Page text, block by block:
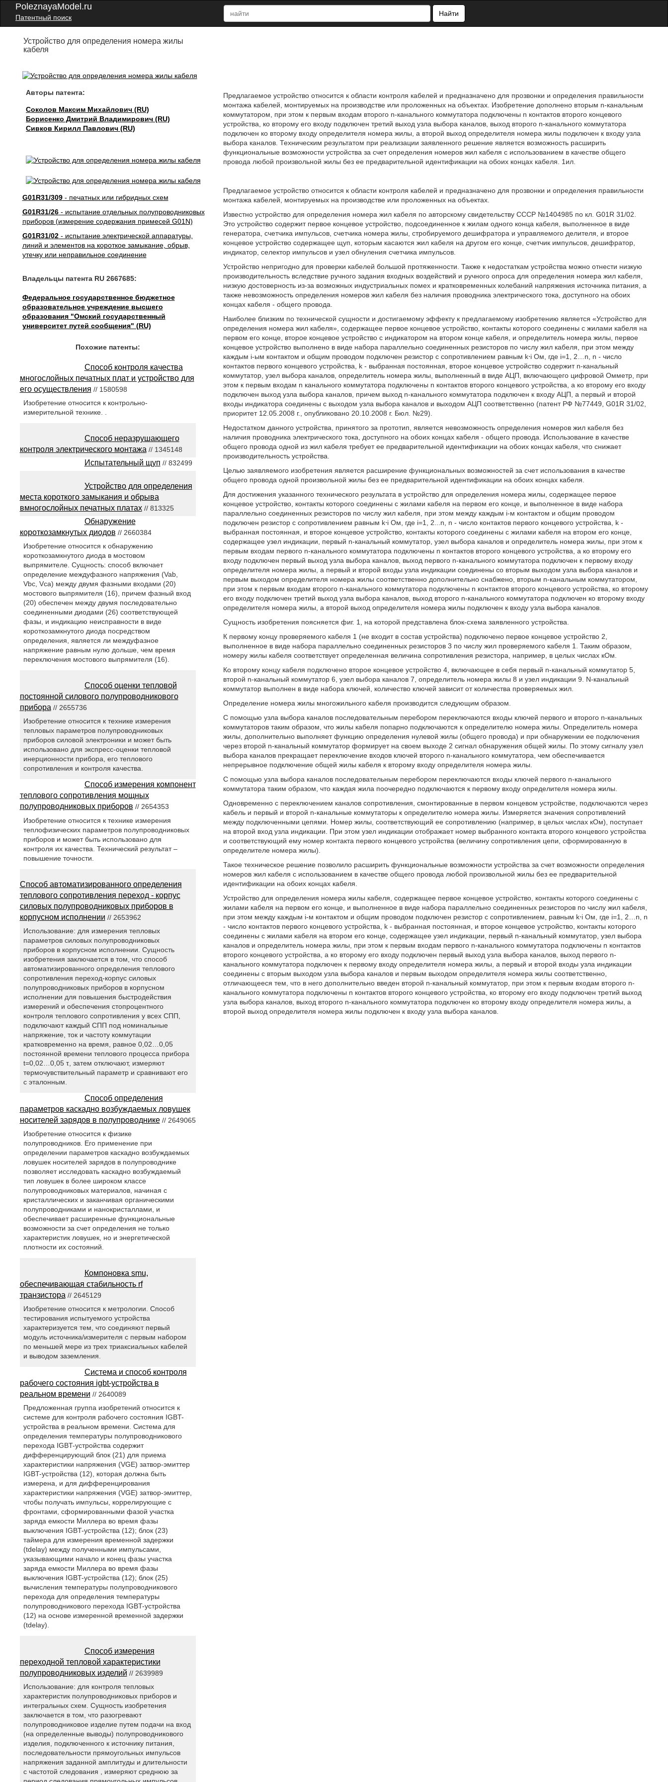
PoleznayaModel.ru
Патентный поиск
Найти
Устройство для определения номера жилы
кабеля
Авторы патента:
Соколов Максим Михайлович (RU)
Борисенко Дмитрий Владимирович (RU)
Сивков Кирилл Павлович (RU)
G01R31/309- печатных или гибридных схем
G01R31/26- испытание отдельных полупроводниковых
приборов (измерение содержания примесей G01N)
G01R31/02- испытание электрической аппаратуры,
линий и элементов на короткое замыкание, обрыв,
утечку или неправильное соединение
Владельцы патента RU 2667685:
Федеральное государственное бюджетное
образовательное учреждение высшего
образования "Омский государственный
университет путей сообщения" (RU)
Предлагаемое устройство относится к области контроля кабелей и предназначено для прозвонки и определения правильности
монтажа кабелей, монтируемых на производстве или проложенных на объектах. Изобретение дополнено вторым n-канальным
коммутатором, при этом к первым входам второго n-канального коммутатора подключены n контактов второго концевого
устройства, ко второму его входу подключен третий выход узла выбора каналов, выход второго n-канального коммутатора
подключен ко второму входу определителя номера жилы, а второй выход определителя номера жилы подключен к входу узла
выбора каналов. Техническим результатом при реализации заявленного решение является возможность расширить
функциональные возможности устройства за счет определения номеров жил кабеля с использованием в качестве общего
провода любой произвольной жилы без ее предварительной идентификации на обоих концах кабеля. 1ил.
Предлагаемое устройство относится к области контроля кабелей и предназначено для прозвонки и определения правильности
монтажа кабелей, монтируемых на производстве или проложенных на объектах.
Известно устройство для определения номера жил кабеля по авторскому свидетельству СССР №1404985 по кл. G01R 31/02.
Это устройство содержит первое концевое устройство, подсоединенное к жилам одного конца кабеля, выполненное в виде
генератора, счетчика импульсов, счетчика номера жилы, стробируемого дешифратора и управляемого делителя, и второе
концевое устройство содержащее щуп, которым касаются жил кабеля на другом его конце, счетчик импульсов, дешифратор,
индикатор, селектор импульсов и узел обнуления счетчика импульсов.
Устройство непригодно для проверки кабелей большой протяженности. Также к недостаткам устройства можно отнести низкую
производительность вследствие ручного задания входных воздействий и ручного опроса для определения номера жил кабеля,
низкую достоверность из-за возможных индустриальных помех и кратковременных колебаний напряжения источника питания, а
также невозможность определения номеров жил кабеля без наличия проводника электрического тока, доступного на обоих
концах кабеля - общего провода.
Наиболее близким по технической сущности и достигаемому эффекту к предлагаемому изобретению является «Устройство для
определения номера жил кабеля», содержащее первое концевое устройство, контакты которого соединены с жилами кабеля на
первом его конце, второе концевое устройство с индикатором на втором конце кабеля, и определитель номера жилы, первое
концевое устройство выполнено в виде набора параллельно соединенных резисторов по числу жил кабеля, при этом между
каждым i-ым контактом и общим проводом подключен резистор с сопротивлением равным k⋅i Ом, где i=1, 2…n, n - число
контактов первого концевого устройства, k - выбранная постоянная, второе концевое устройство содержит n-канальный
коммутатор, узел выбора каналов, определитель номера жилы, выполненный в виде АЦП, включающего цифровой Омметр, при
этом к первым входам n канального коммутатора подключены n контактов второго концевого устройства, а ко второму его входу
подключен выход узла выбора каналов, причем выход n-канального коммутатора подключен к входу АЦП, а первый и второй
входы индикатора соединены с выходом узла выбора каналов и выходом АЦП соответственно (патент РФ №77449, G01R 31/02,
приоритет 12.05.2008 г., опубликовано 20.10.2008 г. Бюл. №29).
Недостатком данного устройства, принятого за прототип, является невозможность определения номеров жил кабеля без
наличия проводника электрического тока, доступного на обоих концах кабеля - общего провода. Использование в качестве
общего провода одной из жил кабеля требует ее предварительной идентификации на обоих концах кабеля, что снижает
производительность устройства.
Целью заявляемого изобретения является расширение функциональных возможностей за счет использования в качестве
общего провода одной произвольной жилы без ее предварительной идентификации на обоих концах кабеля.
Для достижения указанного технического результата в устройство для определения номера жилы, содержащее первое
концевое устройство, контакты которого соединены с жилами кабеля на первом его конце, и выполненное в виде набора
параллельно соединенных резисторов по числу жил кабеля, при этом между каждым i-м контактом и общим проводом
подключен резистор с сопротивлением равным k⋅i Ом, где i=1, 2...n, n - число контактов первого концевого устройства, k -
выбранная постоянная, и второе концевое устройство, контакты которого соединены с жилами кабеля на втором его конце,
содержащее узел индикации, первый n-канальный коммутатор, узел выбора каналов и определитель номера жилы, при этом к
первым входам первого n-канального коммутатора подключены n контактов второго концевого устройства, а ко второму его
входу подключен первый выход узла выбора каналов, выход первого n-канального коммутатора подключен к первому входу
определителя номера жилы, а первый и второй входы узла индикации соединены со вторым выходом узла выбора каналов и
первым выходом определителя номера жилы соответственно дополнительно снабжено, вторым n-канальным коммутатором,
при этом к первым входам второго n-канального коммутатора подключены n контактов второго концевого устройства, ко второму
его входу подключен третий выход узла выбора каналов, выход второго n-канального коммутатора подключен ко второму входу
определителя номера жилы, а второй выход определителя номера жилы подключен к входу узла выбора каналов.
Сущность изобретения поясняется фиг. 1, на которой представлена блок-схема заявленного устройства.
К первому концу проверяемого кабеля 1 (не входит в состав устройства) подключено первое концевое устройство 2,
выполненное в виде набора параллельно соединенных резисторов 3 по числу жил проверяемого кабеля 1. Таким образом,
номеру жилы кабеля соответствует определенная величина сопротивления резистора, например, в целых числах кОм.
Ко второму концу кабеля подключено второе концевое устройство 4, включающее в себя первый n-канальный коммутатор 5,
второй n-канальный коммутатор 6, узел выбора каналов 7, определитель номера жилы 8 и узел индикации 9. N-канальный
коммутатор выполнен в виде набора ключей, количество ключей зависит от количества проверяемых жил.
Определение номера жилы многожильного кабеля производится следующим образом.
С помощью узла выбора каналов последовательным перебором переключаются входы ключей первого и второго n-канальных
коммутаторов таким образом, что жилы кабеля попарно подключаются к определителю номера жилы. Определитель номера
жилы, дополнительно выполняет функцию определения нулевой жилы (общего провода) и при обнаружении ее подключения
через второй n-канальный коммутатор формирует на своем выходе 2 сигнал обнаружения общей жилы. По этому сигналу узел
выбора каналов прекращает переключение входов ключей второго n-канального коммутатора, чем обеспечивается
непрерывное подключение общей жилы кабеля к второму входу определителя номера жилы.
С помощью узла выбора каналов последовательным перебором переключаются входы ключей первого n-канального
коммутатора таким образом, что каждая жила поочередно подключаются к первому входу определителя номера жилы.
Одновременно с переключением каналов сопротивления, смонтированные в первом концевом устройстве, подключаются через
кабель и первый и второй n-канальные коммутаторы к определителю номера жилы. Измеряется значения сопротивлений
между подключенными цепями. Номер жилы, соответствующий ее сопротивлению (например, в целых числах кОм), поступает
на второй вход узла индикации. При этом узел индикации отображает номер выбранного контакта второго концевого устройства
и соответствующий ему номер контакта первого концевого устройства (величину сопротивления цепи, сформированную в
определителе номера жилы).
Такое техническое решение позволило расширить функциональные возможности устройства за счет возможности определения
номеров жил кабеля с использованием в качестве общего провода любой произвольной жилы без ее предварительной
идентификации на обоих концах кабеля.
Устройство для определения номера жилы кабеля, содержащее первое концевое устройство, контакты которого соединены с
жилами кабеля на первом его конце, и выполненное в виде набора параллельно соединенных резисторов по числу жил кабеля,
при этом между каждым i-м контактом и общим проводом подключен резистор с сопротивлением, равным k⋅i Ом, где i=1, 2…n, n
- число контактов первого концевого устройства, k - выбранная постоянная, и второе концевое устройство, контакты которого
соединены с жилами кабеля на втором его конце, содержащее узел индикации, первый n-канальный коммутатор, узел выбора
каналов и определитель номера жилы, при этом к первым входам первого n-канального коммутатора подключены n контактов
второго концевого устройства, а ко второму его входу подключен первый выход узла выбора каналов, выход первого n-
канального коммутатора подключен к первому входу определителя номера жилы, а первый и второй входы узла индикации
соединены с вторым выходом узла выбора каналов и первым выходом определителя номера жилы соответственно,
отличающееся тем, что в него дополнительно введен второй n-канальный коммутатор, при этом к первым входам второго n-
канального коммутатора подключены n контактов второго концевого устройства, ко второму его входу подключен третий выход
узла выбора каналов, выход второго n-канального коммутатора подключен ко второму входу определителя номера жилы, а
второй выход определителя номера жилы подключен к входу узла выбора каналов.
Похожие патенты:
Способ контроля качества
многослойных печатных плат и устройство для
его осуществления // 1580598
Изобретение относится к контрольно-
измерительной технике. .
Способ неразрушающего
контроля электрического монтажа // 1345148
Испытательный щуп // 832499
Устройство для определения
места короткого замыкания и обрыва
вмногослойных печатных платах// 813325
Обнаружение
короткозамкнутых диодов // 2660384
Изобретение относится к обнаружению
короткозамкнутого диода в мостовом
выпрямителе. Сущность: способ включает
определение междуфазного напряжения (Vab,
Vbc, Vca) между двумя фазными входами (20)
мостового выпрямителя (16), причем фазный вход
(20) обеспечен между двумя последовательно
соединенными диодами (26) соответствующей
фазы, и индикацию неисправности в виде
короткозамкнутого диода посредством
определения, является ли междуфазное
напряжение равным нулю дольше, чем время
переключения мостового выпрямителя (16).
Способ оценки тепловой
постоянной силового полупроводникового
прибора// 2655736
Изобретение относится к технике измерения
тепловых параметров полупроводниковых
приборов силовой электроники и может быть
использовано для экспресс-оценки тепловой
инерционности прибора, его теплового
сопротивления и контроля качества.
Способ измерения компонент
теплового сопротивления мощных
полупроводниковых приборов // 2654353
Изобретение относится к технике измерения
теплофизических параметров полупроводниковых
приборов и может быть использовано для
контроля их качества. Технический результат –
повышение точности.
Способ автоматизированного определения
теплового сопротивления переход - корпус
силовых полупроводниковых приборов в
корпусном исполнении // 2653962
Использование: для измерения тепловых
параметров силовых полупроводниковых
приборов в корпусном исполнении. Сущность
изобретения заключается в том, что способ
автоматизированного определения теплового
сопротивления переход-корпус силовых
полупроводниковых приборов в корпусном
исполнении для повышения быстродействия
измерений и обеспечения стопроцентного
контроля теплового сопротивления у всех СПП,
подключают каждый СПП под номинальные
напряжение, ток и частоту коммутации
кратковременно на время, равное 0,02…0,05
постоянной времени теплового процесса прибора
t=0,02…0,05 τ, затем отключают, измеряют
термочувствительный параметр и сравнивают его
с эталонным.
Способ определения
параметров каскадно возбуждаемых ловушек
носителей зарядов в полупроводнике// 2649065
Изобретение относится к физике
полупроводников. Его применение при
определении параметров каскадно возбуждаемых
ловушек носителей зарядов в полупроводнике
позволяет исследовать каскадно возбуждаемый
тип ловушек в более широком классе
полупроводниковых материалов, начиная с
кристаллических и заканчивая органическими
полупроводниками и нанокристаллами, и
обеспечивает расширенные функциональные
возможности за счет определения не только
характеристик ловушек, но и энергетической
плотности их состояний.
Компоновка smu,
обеспечивающая стабильность rf
транзистора // 2645129
Изобретение относится к метрологии. Способ
тестирования испытуемого устройства
характеризуется тем, что соединяют первый
модуль источника/измерителя с первым набором
по меньшей мере из трех триаксиальных кабелей
и выводом заземления.
Система и способ контроля
рабочего состояния igbt-устройства в
реальном времени // 2640089
Предложенная группа изобретений относится к
системе для контроля рабочего состояния IGBT-
устройства в реальном времени. Система для
определения температуры полупроводникового
перехода IGBT-устройства содержит
дифференцирующий блок (21) для приема
характеристики напряжения (VGE) затвор-эмиттер
IGBT-устройства (12), которая должна быть
измерена, и для дифференцирования
характеристики напряжения (VGE) затвор-эмиттер,
чтобы получать импульсы, коррелирующие с
фронтами, сформированными фазой участка
заряда емкости Миллера во время фазы
выключения IGBT-устройства (12); блок (23)
таймера для измерения временной задержки
(tdelay) между полученными импульсами,
указывающими начало и конец фазы участка
заряда емкости Миллера во время фазы
выключения IGBT-устройства (12); блок (25)
вычисления температуры полупроводникового
перехода для определения температуры
полупроводникового перехода IGBT-устройства
(12) на основе измеренной временной задержки
(tdelay).
Способ измерения
переходной тепловой характеристики
полупроводниковых изделий // 2639989
Использование: для контроля тепловых
характеристик полупроводниковых приборов и
интегральных схем. Сущность изобретения
заключается в том, что разогревают
полупроводниковое изделие путем подачи на вход
(на определенные выводы) полупроводникового
изделия, подключенного к источнику питания,
последовательности прямоугольных импульсов
напряжения заданной амплитуды и длительности
с частотой следования , измеряют среднюю за